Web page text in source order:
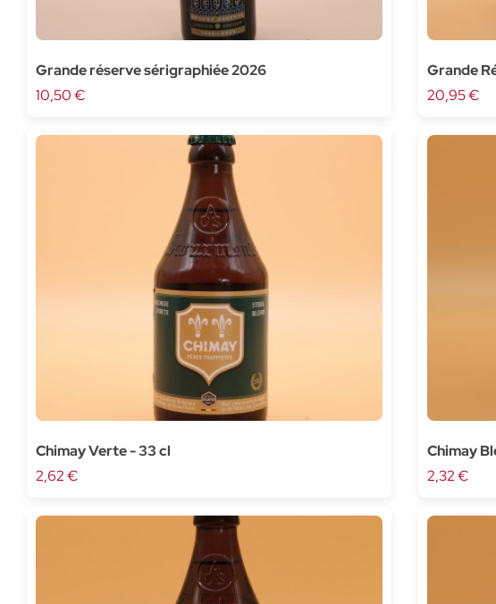
Grande réserve sérigraphiée 2026
10,50 €
Grande
- 75cl
20,95 €
Chimay Verte - 33 cl
2,62 €
Chimay
2,32 €